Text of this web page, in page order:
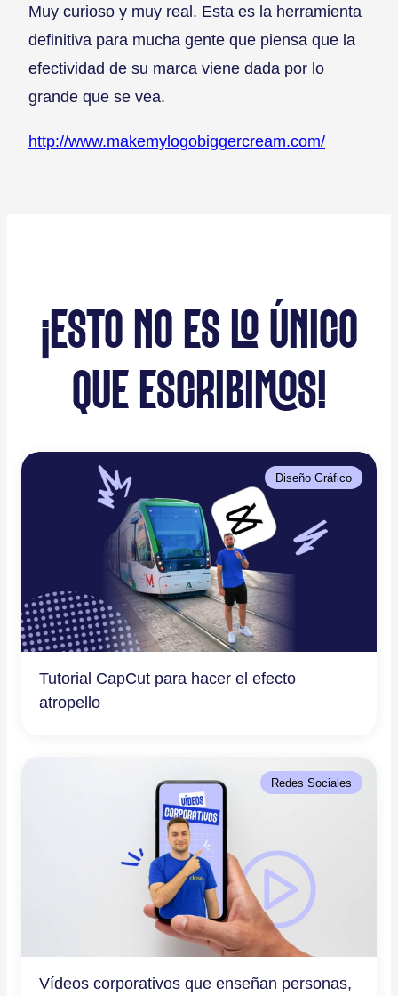
Muy curioso y muy real. Esta es la herramienta
definitiva para mucha gente que piensa que la
efectividad de su marca viene dada por lo
grande que se vea.
http://www.makemylogobiggercream.com/
¡ESTO NO ES LO ÚNICO
QUE ESCRIBIMOS!
Diseño Gráfico
Tutorial CapCut para hacer el efecto
atropello
Redes Sociales
Vídeos corporativos que enseñan personas,